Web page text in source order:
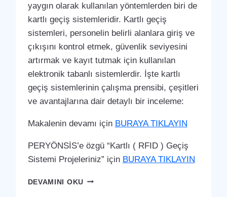
yaygın olarak kullanılan yöntemlerden biri de
kartlı geçiş sistemleridir. Kartlı geçiş
sistemleri, personelin belirli alanlara giriş ve
çıkışını kontrol etmek, güvenlik seviyesini
artırmak ve kayıt tutmak için kullanılan
elektronik tabanlı sistemlerdir. İşte kartlı
geçiş sistemlerinin çalışma prensibi, çeşitleri
ve avantajlarına dair detaylı bir inceleme:
Makalenin devamı için BURAYA TIKLAYIN
PERYÖNSİS’e özgü “Kartlı ( RFID ) Geçiş
Sistemi Projeleriniz” için BURAYA TIKLAYIN
DEVAMINI OKUSELÇUKLU